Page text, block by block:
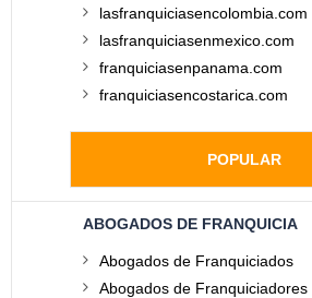
lasfranquiciasencolombia.com
lasfranquiciasenmexico.com
franquiciasenpanama.com
franquiciasencostarica.com
POPULAR
ABOGADOS DE FRANQUICIA
Abogados de Franquiciados
Abogados de Franquiciadores